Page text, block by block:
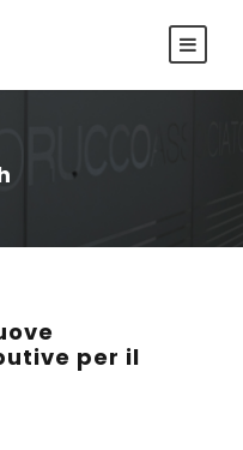
per il